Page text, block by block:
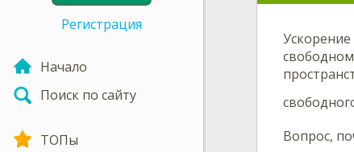
Регистрация
Начало
Поиск по сайту
ТОПы
Ускорение
Вопрос,